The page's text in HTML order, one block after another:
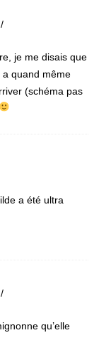
je me disais que
a quand même
(schéma pas
a été ultra
qu’elle